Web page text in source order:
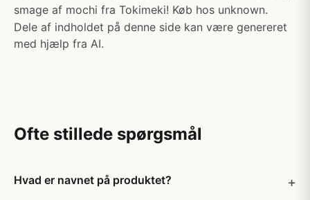
smage af mochi fra Tokimeki! Køb hos unknown.
Dele af indholdet på denne side kan være genereret
med hjælp fra AI.
Ofte stillede spørgsmål
Hvad er navnet på produktet?